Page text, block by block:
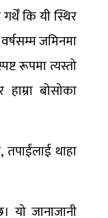
कि यी स्थिर
जमिनमा
रूपमा त्यस्तो
बोसोका
थाहा
यो जानाजानी